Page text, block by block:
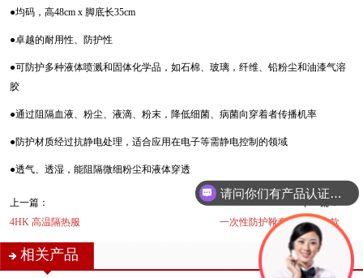
●均码，高48cm x 脚底长35cm
●卓越的耐用性、防护性
●可防护多种液体喷溅和固体化学品，如石棉、玻璃，纤维、铅粉尘和油漆气溶
胶
●通过阻隔血液、粉尘、液滴、粉末，降低细菌、病菌向穿着者传播机率
●防护材质经过抗静电处理，适合应用在电子等需静电控制的领域
●透气、透湿，能阻隔微细粉尘和液体穿透
上一篇：
4HK 高温隔热服
下一篇：
一次性防护靴套-防滑基本款
相关产品